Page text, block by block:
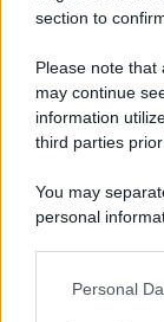
section to
Please note that
may continue
information
third parties
You may
personal
ThisPersonal